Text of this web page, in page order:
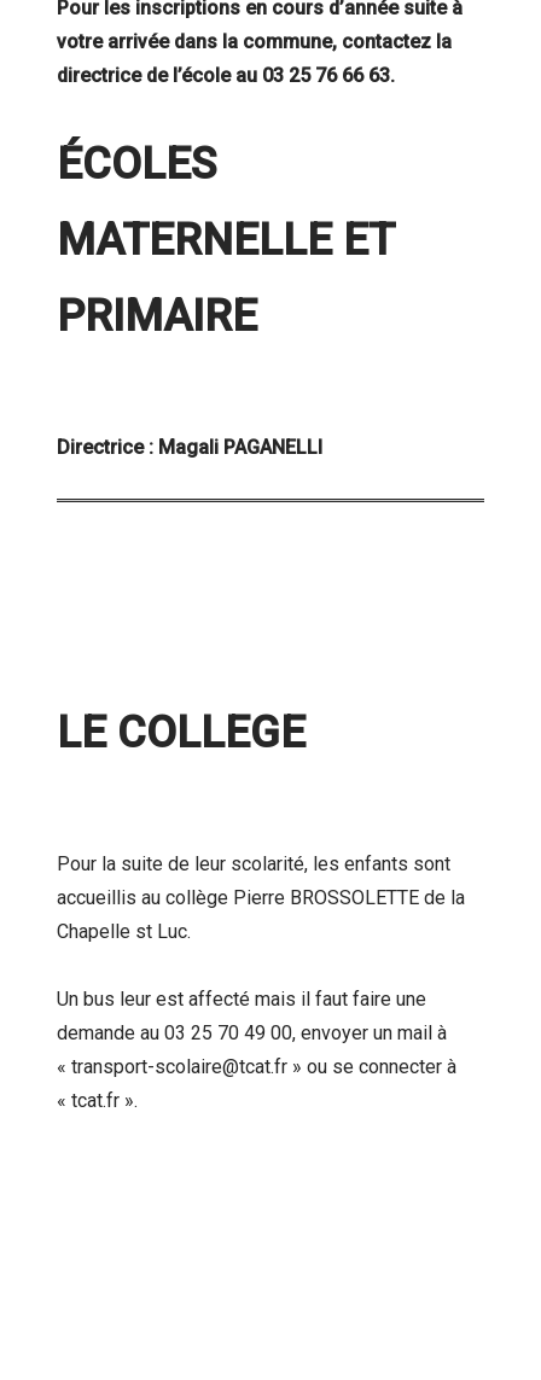
Pour les inscriptions en cours d’année suite à
votre arrivée dans la commune, contactez la
directrice de l’école au 03 25 76 66 63.
ÉCOLES
MATERNELLE ET
PRIMAIRE
Directrice : Magali PAGANELLI
LE COLLEGE
Pour la suite de leur scolarité, les enfants sont
accueillis au collège Pierre BROSSOLETTE de la
Chapelle st Luc.
Un bus leur est affecté mais il faut faire une
demande au 03 25 70 49 00, envoyer un mail à
« transport-scolaire@tcat.fr » ou se connecter à
« tcat.fr ».